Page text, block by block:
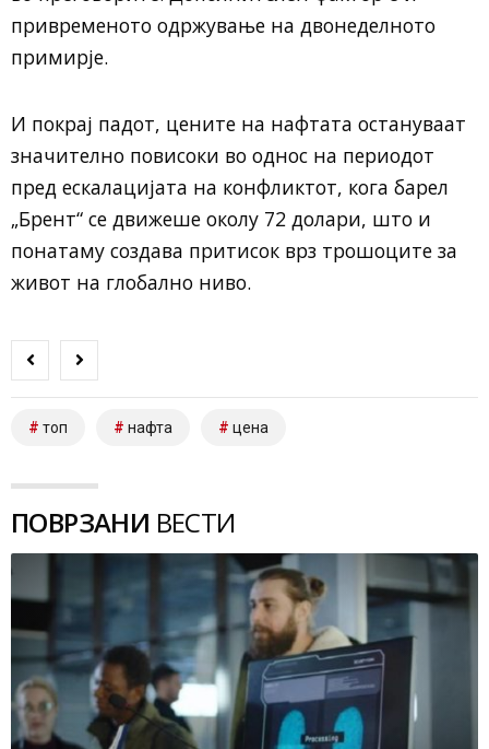
привременото одржување на двонеделното
примирје.
И покрај падот, цените на нафтата остануваат
значително повисоки во однос на периодот
пред ескалацијата на конфликтот, кога барел
„Брент“ се движеше околу 72 долари, што и
понатаму создава притисок врз трошоците за
живот на глобално ниво.
топ нафта цена
ПОВРЗАНИ ВЕСТИ